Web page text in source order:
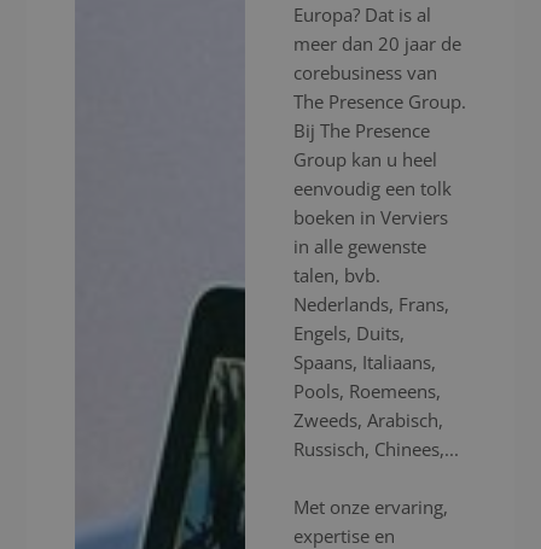
Europa? Dat is al
meer dan 20 jaar de
corebusiness van
The Presence Group.
Bij The Presence
Group kan u heel
eenvoudig een tolk
boeken in Verviers
in alle gewenste
talen, bvb.
Nederlands, Frans,
Engels, Duits,
Spaans, Italiaans,
Pools, Roemeens,
Zweeds, Arabisch,
Russisch, Chinees,...
Met onze ervaring,
expertise en